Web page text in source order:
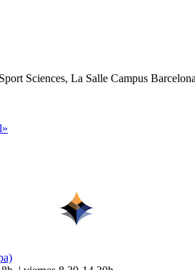
Sciences, La Salle Campus